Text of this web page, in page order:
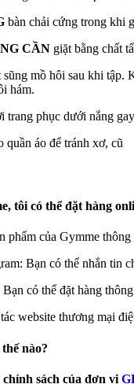
bàn chải cứng trong khi
CẦN giặt bằng chất
sũng mồ hôi sau khi tập.
hám.
trang phục dưới nắng
quần áo để tránh xơ, cũ
tôi có thể đặt hàng
phẩm của Gymme
Bạn có thể nhắn tin
có thể đặt hàng
website thương mại
nào?
sách của đơn vị